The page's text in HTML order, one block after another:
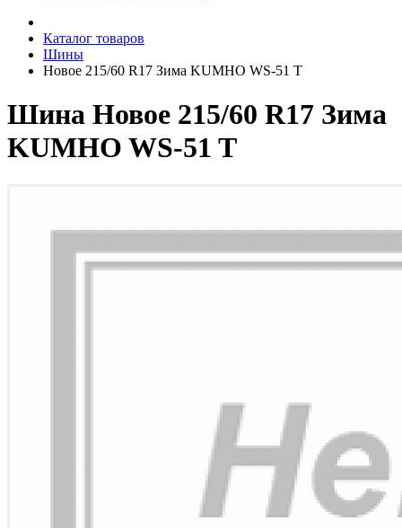
Каталог товаров
Шины
Новое 215/60 R17 Зима KUMHO WS-51 T
Шина Новое 215/60 R17 Зима
KUMHO WS-51 T